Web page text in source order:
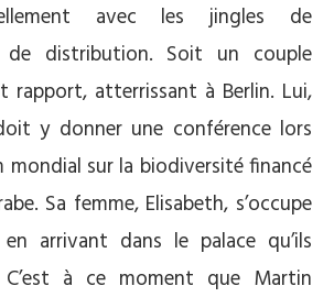
avec les jingles de
distribution. Soit un couple
rapport, atterrissant à Berlin. Lui,
y donner une conférence lors
mondial sur la biodiversité financé
Sa femme, Elisabeth, s’occupe
arrivant dans le palace qu’ils
à ce moment que Martin